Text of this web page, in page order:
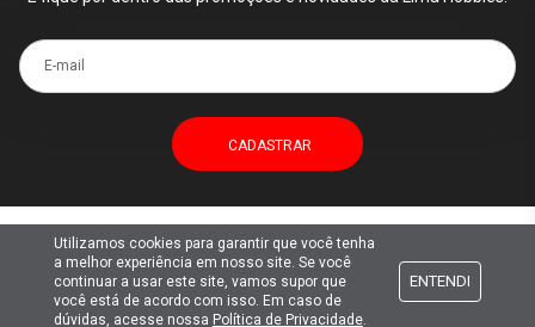
E-mail
Atendimento
Formas de pagamento
Utilizamos cookies para garantir que você tenha
a melhor experiência em nosso site. Se você
continuar a usar este site, vamos supor que
você está de acordo com isso. Em caso de
dúvidas, acesse nossa Política de Privacidade.
ENTENDI